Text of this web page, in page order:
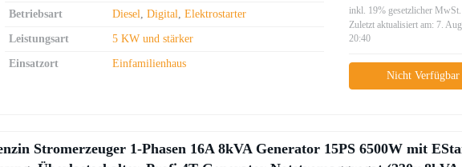
inkl. 19% gesetzlicher MwSt.
Zuletzt aktualisiert am: 7.
20:40
Nicht Verfügbar
Betriebsart Diesel,Digital,Elektrostarter
Leistungsart 5 KW und stärker
Einsatzort Einfamilienhaus
Stromerzeuger 1-Phasen 16A 8kVA Generator 15PS 6500W mit